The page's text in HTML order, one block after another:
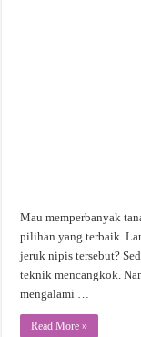
Mau memperbanyak
pilihan yang terbaik.
jeruk nipis tersebut?
teknik mencangkok.
mengalami …
Read More »